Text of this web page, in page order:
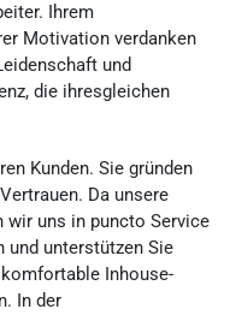
Ihrem
Motivation verdanken
und
die ihresgleichen
Kunden. Sie gründen
Da unsere
wir uns in puncto Service
und unterstützen Sie
Inhouse-
In der